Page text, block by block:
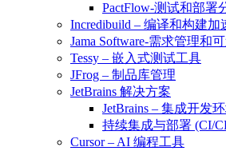
PactFlow-测试和部署
Incredibuild – 编译和构建加
Jama Software-需求管理和
Tessy – 嵌入式测试工具
JFrog – 制品库管理
JetBrains 解决方案
JetBrains – 集成开发
持续集成与部署 (CI/
Cursor – AI 编程工具